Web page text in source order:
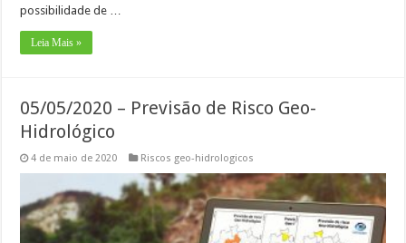
possibilidade de …
Leia Mais »
05/05/2020 – Previsão de Risco Geo-
Hidrológico
4 de maio de 2020 Riscos geo-hidrologicos